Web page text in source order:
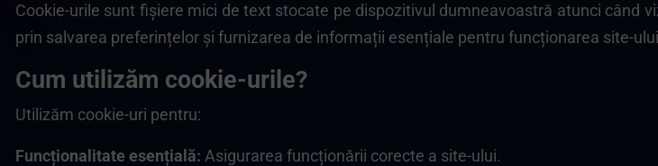
Cookie-urile sunt fișiere mici de text stocate pe dispozitivul dumneavoastră atunci
prin salvarea preferințelor și furnizarea de informații esențiale pentru funcționarea site-
Cum utilizăm cookie-urile?
Utilizăm cookie-uri pentru:
Funcționalitate esențială: Asigurarea funcționării corecte a site-ului.